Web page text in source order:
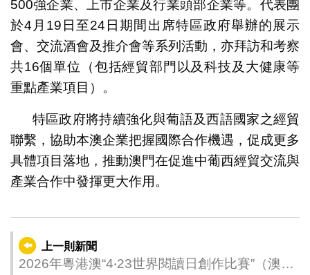
500強企業、上市企業及行業頭部企業等。代表團
於4月19日至24日期間出席特區政府舉辦的展示
會、交流酒會及推介會等系列活動，亦拜訪和考察
共16個單位（包括經貿部門以及科技及大健康等
重點產業項目）。
特區政府將持續強化與葡語及西語國家之經貿
聯繫，協助本澳企業把握國際合作機遇，促成更多
具體項目落地，推動澳門在促進中葡西經貿交流與
產業合作中發揮更大作用。
上一則新聞
2026年粵港澳“4‧23世界閱讀日創作比賽”（澳門